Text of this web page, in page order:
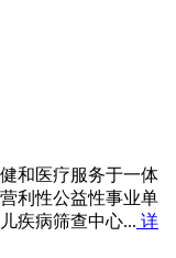
和医疗服务于一体
利性公益性事业单
疾病筛查中心... 详